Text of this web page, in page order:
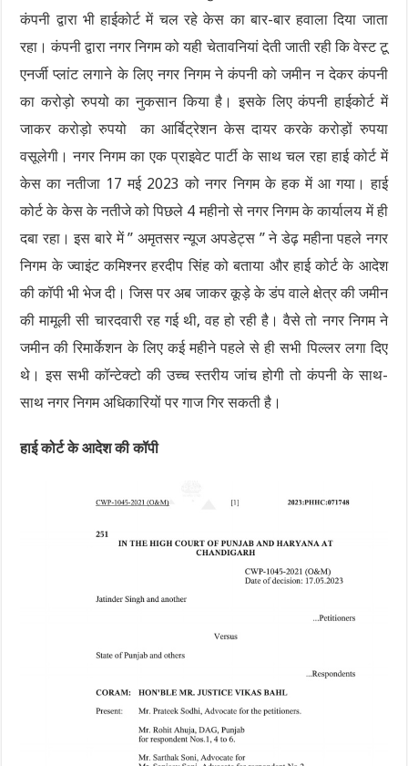
कंपनी द्वारा भी हाईकोर्ट में चल रहे केस का बार-बार हवाला दिया जाता
रहा। कंपनी द्वारा नगर निगम को यही चेतावनियां देती जाती रही कि वेस्ट टू
एनर्जी प्लांट लगाने के लिए नगर निगम ने कंपनी को जमीन न देकर कंपनी
का करोड़ो रुपयो का नुकसान किया है। इसके लिए कंपनी हाईकोर्ट में
जाकर करोड़ो रुपयो का आर्बिट्रेशन केस दायर करके करोड़ों रुपया
वसूलेगी। नगर निगम का एक प्राइवेट पार्टी के साथ चल रहा हाई कोर्ट में
केस का नतीजा 17 मई 2023 को नगर निगम के हक में आ गया। हाई
कोर्ट के केस के नतीजे को पिछले 4 महीनो से नगर निगम के कार्यालय में ही
दबा रहा। इस बारे में ” अमृतसर न्यूज अपडेट्स ” ने डेढ़ महीना पहले नगर
निगम के ज्वाइंट कमिश्नर हरदीप सिंह को बताया और हाई कोर्ट के आदेश
की कॉपी भी भेज दी। जिस पर अब जाकर कूड़े के डंप वाले क्षेत्र की जमीन
की मामूली सी चारदवारी रह गई थी, वह हो रही है। वैसे तो नगर निगम ने
जमीन की रिमार्केशन के लिए कई महीने पहले से ही सभी पिल्लर लगा दिए
थे। इस सभी कॉन्टेक्टो की उच्च स्तरीय जांच होगी तो कंपनी के साथ-
साथ नगर निगम अधिकारियों पर गाज गिर सकती है।
हाई कोर्ट के आदेश की कॉपी